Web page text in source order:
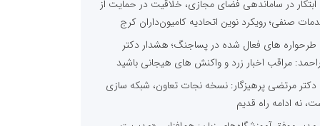
ابتکار در ساماندهی فضای مجازی، خلاقیت در حمایت از
صنفی؛ رویکرد نوین اتحادیه کامیون‌داران کرج
طرحواره های فعال شده در پساجنگ؛ هشدار دکتر
مراقب اخبار زرد و واکنش های هیجانی باشید
دکتر مرتضی پرهیزگار: نسخه نجات تعاون، شبکه سازی
نه ادامه راه قدیم